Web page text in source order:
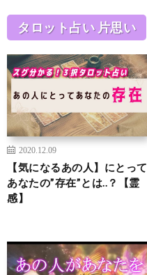
タロット占い 片思い
2020.12.09
【気になるあの人】にとって
あなたの”存在”とは..？【霊
感】